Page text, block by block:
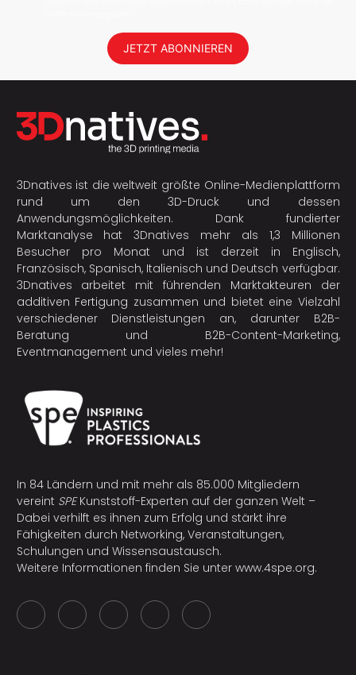
JETZT ABONNIEREN
3Dnatives ist die weltweit größte Online-Medienplattform
rund um den 3D-Druck und dessen
Anwendungsmöglichkeiten. Dank fundierter
Marktanalyse hat 3Dnatives mehr als 1,3 Millionen
Besucher pro Monat und ist derzeit in Englisch,
Französisch, Spanisch, Italienisch und Deutsch verfügbar.
3Dnatives arbeitet mit führenden Marktakteuren der
additiven Fertigung zusammen und bietet eine Vielzahl
verschiedener Dienstleistungen an, darunter B2B-
Beratung und B2B-Content-Marketing,
Eventmanagement und vieles mehr!
In 84 Ländern und mit mehr als 85.000 Mitgliedern
vereint SPEKunststoff-Experten auf der ganzen Welt –
Dabei verhilft es ihnen zum Erfolg und stärkt ihre
Fähigkeiten durch Networking, Veranstaltungen,
Schulungen und Wissensaustausch.
Weitere Informationen finden Sie unter www.4spe.org.